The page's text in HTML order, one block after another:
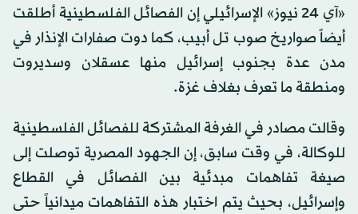
«آي 24 نيوز» الإسرائيلي إن الفصائل الفلسطينية أطلقت
أيضاً صواريخ صوب تل أبيب، كما دوت صفارات الإنذار في
مدن عدة بجنوب إسرائيل منها عسقلان وسديروت
ومنطقة ما تعرف بغلاف غزة.
وقالت مصادر في الغرفة المشتركة للفصائل الفلسطينية
للوكالة، في وقت سابق، إن الجهود المصرية توصلت إلى
صيغة تفاهمات مبدئية بين الفصائل في القطاع
وإسرائيل، بحيث يتم اختبار هذه التفاهمات ميدانياً حتى